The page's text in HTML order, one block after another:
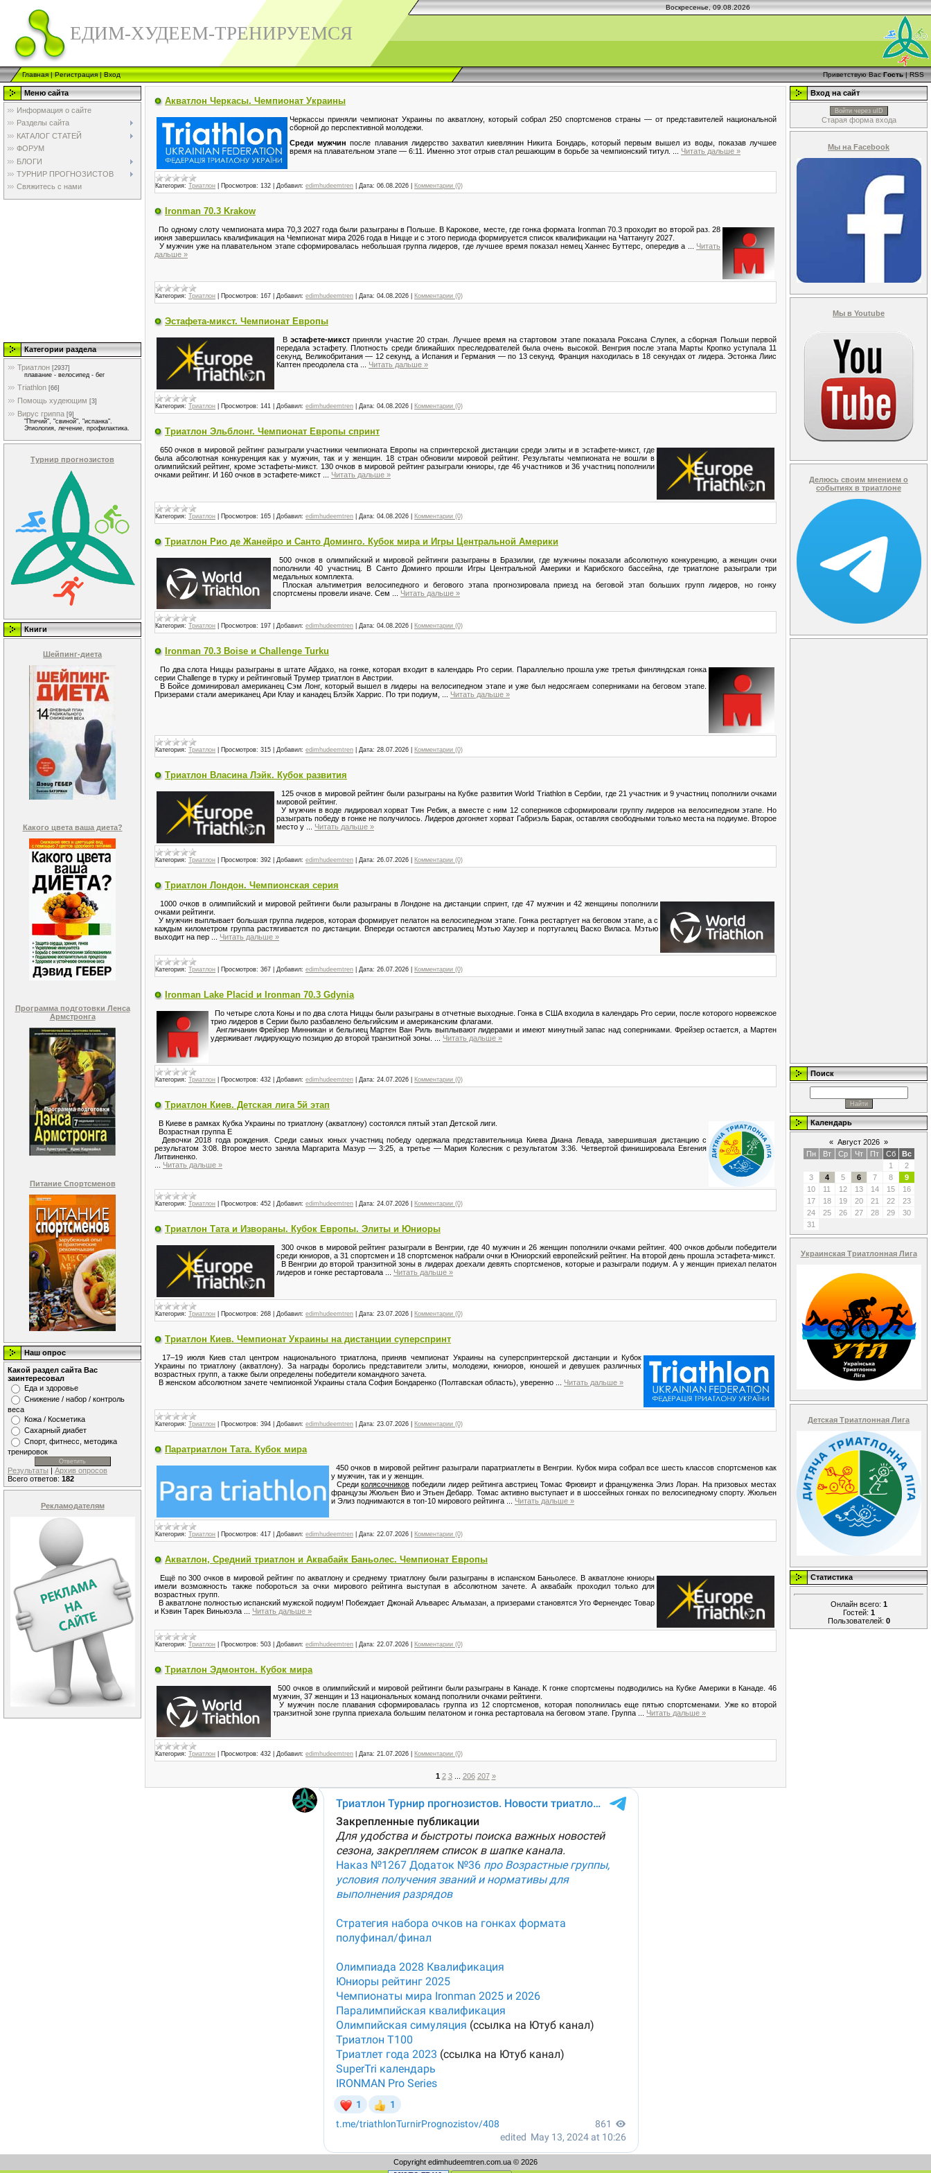
Воскресенье, 09.08.2026
ЕДИМ-ХУДЕЕМ-ТРЕНИРУЕМСЯ
Главная|Регистрация|Вход Приветствую Вас Гость|RSS
Меню сайта
Информация о сайте
Разделы сайта
КАТАЛОГ СТАТЕЙ
ФОРУМ
БЛОГИ
ТУРНИР ПРОГНОЗИСТОВ
Свяжитесь с нами
Категории раздела
Триатлон [2937]
плавание - велосипед - бег
Triathlon [66]
Помощь худеющим [3]
Вирус гриппа [9]
"Птичий", "свиной", "испанка".
Этиология, лечение, профилактика.
Турнир прогнозистов
Книги
Шейпинг-диета
Какого цвета ваша диета?
Программа подготовки Ленса
Армстронга
Питание Спортсменов
Наш опрос
Какой раздел сайта Вас
заинтересовал
Еда и здоровье
Снижение / набор / контроль
веса
Кожа / Косметика
Сахарный диабет
Спорт, фитнесс, методика
тренировок
Результаты | Архив опросов
Всего ответов: 182
Рекламодателям
Акватлон Черкасы. Чемпионат Украины
Черкассы приняли чемпионат Украины по акватлону, который собрал 250 спортсменов страны — от представителей национальной
сборной до перспективной молодежи.
Среди мужчин после плавания лидерство захватил киевлянин Никита Бондарь, который первым вышел из воды, показав лучшее
время на плавательном этапе — 6:11. Именно этот отрыв стал решающим в борьбе за чемпионский титул.
Читать дальше »
Категория: Триатлон Просмотров: 132 Добавил: edimhudeemtren Дата: 06.08.2026 Комментарии (0)
Ironman 70.3 Krakow
По одному слоту чемпионата мира 70,3 2027 года были разыграны в Польше. В Карокове, месте, где гонка формата Ironman 70.3 проходит во второй раз. 28
июня завершилась квалификация на Чемпионат мира 2026 года в Ницце и с этого периода формируется список квалификации на Чаттанугу 2027.
У мужчин уже на плавательном этапе сформировалась небольшая группа лидеров, где лучшее время показал немец Ханнес Буттерс, опередив а
Читать
дальше »
Категория: Триатлон Просмотров: 167 Добавил: edimhudeemtren Дата: 04.08.2026 Комментарии (0)
Эстафета-микст. Чемпионат Европы
В эстафете-микстприняли участие 20 стран. Лучшее время на стартовом этапе показала Роксана Слупек, а сборная Польши первой
передала эстафету. Плотность среди ближайших преследователей была очень высокой. Венгрия после этапа Марты Кропко уступала 11
секунд, Великобритания — 12 секунд, а Испания и Германия — по 13 секунд. Франция находилась в 18 секундах от лидера. Эстонка Лиис
Каптен преодолела ста
Читать дальше »
Категория: Триатлон Просмотров: 141 Добавил: edimhudeemtren Дата: 04.08.2026 Комментарии (0)
Триатлон Эльблонг. Чемпионат Европы спринт
650 очков в мировой рейтинг разыграли участники чемпионата Европы на спринтерской дистанции среди элиты и в эстафете-микст, где
была абсолютная конкуренция как у мужчин, так и у женщин. 18 стран обновили мировой рейтинг. Результаты чемпионата не вошли в
олимпийский рейтинг, кроме эстафеты-микст. 130 очков в мировой рейтинг разыграли юниоры, где 46 участников и 36 участниц пополнили
очками рейтинг. И 160 очков в эстафете-микст
Читать дальше »
Категория: Триатлон Просмотров: 165 Добавил: edimhudeemtren Дата: 04.08.2026 Комментарии (0)
Триатлон Рио де Жанейро и Санто Доминго. Кубок мира и Игры Центральной Америки
500 очков в олимпийский и мировой рейтинги разыграны в Бразилии, где мужчины показали абсолютную конкуренцию, а женщин очки
пополнили 40 участниц. В Санто Доминго прошли Игры Центральной Америки и Карибского бассейна, где триатлоне разыграли три
медальных комплекта.
Плоская альтиметрия велосипедного и бегового этапа прогнозировала приезд на беговой этап больших групп лидеров, но гонку
спортсмены провели иначе. Сем
Читать дальше »
Категория: Триатлон Просмотров: 197 Добавил: edimhudeemtren Дата: 04.08.2026 Комментарии (0)
Ironman 70.3 Boise и Challenge Turku
По два слота Ниццы разыграны в штате Айдахо, на гонке, которая входит в календарь Pro серии. Параллельно прошла уже третья финляндская гонка
серии Challenge в турку и рейтинговый Трумер триатлон в Австрии.
В Бойсе доминировал американец Сэм Лонг, который вышел в лидеры на велосипедном этапе и уже был недосягаем соперниками на беговом этапе.
Призерами стали американец Ари Клау и канадец Блэйк Харрис. По три подиум,
Читать дальше »
Категория: Триатлон Просмотров: 315 Добавил: edimhudeemtren Дата: 28.07.2026 Комментарии (0)
Триатлон Власина Лэйк. Кубок развития
125 очков в мировой рейтинг были разыграны на Кубке развития World Triathlon в Сербии, где 21 участник и 9 участниц пополнили очками
мировой рейтинг.
У мужчин в воде лидировал хорват Тин Ребик, а вместе с ним 12 соперников сформировали группу лидеров на велосипедном этапе. Но
разыграть победу в гонке не получилось. Лидеров догоняет хорват Габриэль Барак, оставляя свободными только места на подиуме. Второе
место у
Читать дальше »
Категория: Триатлон Просмотров: 392 Добавил: edimhudeemtren Дата: 26.07.2026 Комментарии (0)
Триатлон Лондон. Чемпионская серия
1000 очков в олимпийский и мировой рейтинги были разыграны в Лондоне на дистанции спринт, где 47 мужчин и 42 женщины пополнили
очками рейтинги.
У мужчин выплывает большая группа лидеров, которая формирует пелатон на велосипедном этапе. Гонка рестартует на беговом этапе, а с
каждым километром группа растягивается по дистанции. Впереди остаются австралиец Мэтью Хаузер и португалец Васко Виласа. Мэтью
выходит на пер
Читать дальше »
Категория: Триатлон Просмотров: 367 Добавил: edimhudeemtren Дата: 26.07.2026 Комментарии (0)
Ironman Lake Placid и Ironman 70.3 Gdynia
По четыре слота Коны и по два слота Ниццы были разыграны в отчетные выходные. Гонка в США входила в календарь Pro серии, после которого норвежское
трио лидеров в Серии было разбавлено бельгийским и американским флагами.
Англичанин Фрейзер Минникан и бельгиец Мартен Ван Риль выплывают лидерами и имеют минутный запас над соперниками. Фрейзер остается, а Мартен
удерживает лидирующую позицию до второй транзитной зоны.
Читать дальше »
Категория: Триатлон Просмотров: 432 Добавил: edimhudeemtren Дата: 24.07.2026 Комментарии (0)
Триатлон Киев. Детская лига 5й этап
В Киеве в рамках Кубка Украины по триатлону (акватлону) состоялся пятый этап Детской лиги.
Возрастная группа Е
Девочки 2018 года рождения. Среди самых юных участниц победу одержала представительница Киева Диана Левада, завершившая дистанцию с
результатом 3:08. Второе место заняла Маргарита Мазур — 3:25, а третье — Мария Колесник с результатом 3:36. Четвертой финишировала Евгения
Литвиненко.
Читать дальше »
Категория: Триатлон Просмотров: 452 Добавил: edimhudeemtren Дата: 24.07.2026 Комментарии (0)
Триатлон Тата и Извораны. Кубок Европы. Элиты и Юниоры
300 очков в мировой рейтинг разыграли в Венгрии, где 40 мужчин и 26 женщин пополнили очками рейтинг. 400 очков добыли победители
среди юниоров, а 31 спортсмен и 18 спортсменок набрали очки в Юниорский европейский рейтинг. На второй день прошла эстафета-микст.
В Венгрии до второй транзитной зоны в лидерах доехали девять спортсменов, которые и разыграли подиум. А у женщин приехал пелатон
лидеров и гонке рестартовала
Читать дальше »
Категория: Триатлон Просмотров: 268 Добавил: edimhudeemtren Дата: 23.07.2026 Комментарии (0)
Триатлон Киев. Чемпионат Украины на дистанции суперспринт
17–19 июля Киев стал центром национального триатлона, приняв чемпионат Украины на суперспринтерской дистанции и Кубок
Украины по триатлону (акватлону). За награды боролись представители элиты, молодежи, юниоров, юношей и девушек различных
возрастных групп, а также были определены победители командного зачета.
В женском абсолютном зачете чемпионкой Украины стала София Бондаренко (Полтавская область), уверенно
Читать дальше »
Категория: Триатлон Просмотров: 394 Добавил: edimhudeemtren Дата: 23.07.2026 Комментарии (0)
Паратриатлон Тата. Кубок мира
450 очков в мировой рейтинг разыграли паратриатлеты в Венгрии. Кубок мира собрал все шесть классов спортсменов как
у мужчин, так и у женщин.
Средиколясочников победили лидер рейтинга австриец Томас Фрювирт и француженка Элиз Лоран. На призовых местах
французы Жюльен Вио и Этьен Дебарр. Томас активно выступает и в шоссейных гонках по велосипедному спорту. Жюльен
и Элиз поднимаются в топ-10 мирового рейтинга
Читать дальше »
Категория: Триатлон Просмотров: 417 Добавил: edimhudeemtren Дата: 22.07.2026 Комментарии (0)
Акватлон, Средний триатлон и Аквабайк Баньолес. Чемпионат Европы
Ещё по 300 очков в мировой рейтинг по акватлону и среднему триатлону были разыграны в испанском Баньолесе. В акватлоне юниоры
имели возможность также побороться за очки мирового рейтинга выступая в абсолютном зачете. А аквабайк проходил только для
возрастных групп.
В акватлоне полностью испанский мужской подиум! Побеждает Джонай Альварес Альмазан, а призерами становятся Уго Фернендес Товар
и Кэвин Тарек Виньюэла
Читать дальше »
Категория: Триатлон Просмотров: 503 Добавил: edimhudeemtren Дата: 22.07.2026 Комментарии (0)
Триатлон Эдмонтон. Кубок мира
500 очков в олимпийский и мировой рейтинги были разыграны в Канаде. К гонке спортсмены подводились на Кубке Америки в Канаде. 46
мужчин, 37 женщин и 13 национальных команд пополнили очками рейтинги.
У мужчин после плавания сформировалась группа из 12 спортсменов, которая пополнилась еще пятью спортсменами. Уже ко второй
транзитной зоне группа приехала большим пелатоном и гонка рестартовала на беговом этапе. Группа
Читать дальше »
Категория: Триатлон Просмотров: 432 Добавил: edimhudeemtren Дата: 21.07.2026 Комментарии (0)
1 2 3 206 207 »
Вход на сайт
Войти через uID
Старая форма входа
Мы на Facebook
Мы в Youtube
Делюсь своим мнением о
событиях в триатлоне
Поиск
Календарь
« Август 2026 »
Пн
Вт Ср Чт Пт Сб
Вс
1
2
3
4 5 6 7 8
9
10
11 12 13 14 15
16
17
18 19 20 21 22
23
24
25 26 27 28 29
30
31
Украинская Триатлонная Лига
Детская Триатлонная Лига
Статистика
Онлайн всего: 1
Гостей: 1
Пользователей: 0
Copyright edimhudeemtren.com.ua © 2026